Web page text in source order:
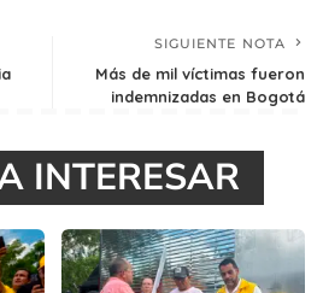
SIGUIENTE NOTA
Más de mil víctimas fueron
indemnizadas en Bogotá
INTERESAR